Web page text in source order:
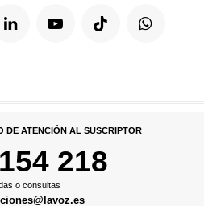
DE ATENCIÓN AL SUSCRIPTOR
218
o consultas